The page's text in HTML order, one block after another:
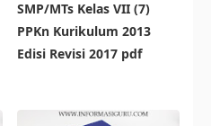
SMP/MTs Kelas VII (7)
PPKn Kurikulum 2013
Edisi Revisi 2017 pdf